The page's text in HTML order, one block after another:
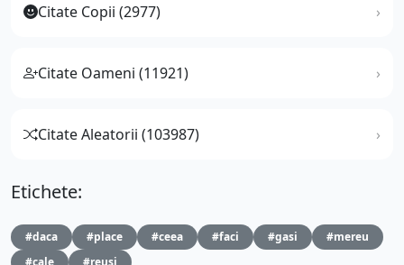
Citate Copii (2977)
Citate Oameni (11921)
Citate Aleatorii (103987)
Etichete:
#daca #place #ceea #faci #gasi
#mereu
#cale
#reusi